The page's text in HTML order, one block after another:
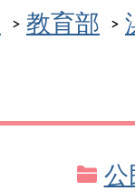
教育部
公